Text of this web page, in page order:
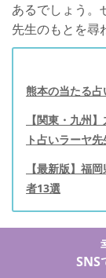
あるでしょう。
先生のもとを尋
熊本の当たる
【関東・九州
ト占いラーヤ先
【最新版】福
者13選
SNS